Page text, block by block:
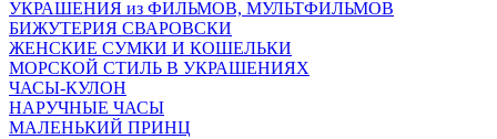
УКРАШЕНИЯ из ФИЛЬМОВ, МУЛЬТФИЛЬМОВ
БИЖУТЕРИЯ СВАРОВСКИ
ЖЕНСКИЕ СУМКИ И КОШЕЛЬКИ
МОРСКОЙ СТИЛЬ В УКРАШЕНИЯХ
ЧАСЫ-КУЛОН
НАРУЧНЫЕ ЧАСЫ
МАЛЕНЬКИЙ ПРИНЦ